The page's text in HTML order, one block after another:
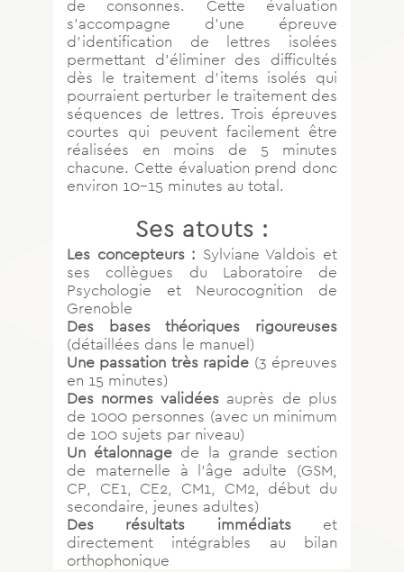
de consonnes. Cette évaluation
s’accompagne d’une épreuve
d’identification de lettres isolées
permettant d’éliminer des difficultés
dès le traitement d’items isolés qui
pourraient perturber le traitement des
séquences de lettres. Trois épreuves
courtes qui peuvent facilement être
réalisées en moins de 5 minutes
chacune. Cette évaluation prend donc
environ 10-15 minutes au total.
Ses atouts :
Les concepteurs : Sylviane Valdois et
ses collègues du Laboratoire de
Psychologie et Neurocognition de
Grenoble
Des bases théoriques rigoureuses
(détaillées dans le manuel)
Une passation très rapide (3 épreuves
en 15 minutes)
Des normes validées auprès de plus
de 1000 personnes (avec un minimum
de 100 sujets par niveau)
Un étalonnage de la grande section
de maternelle à l’âge adulte (GSM,
CP, CE1, CE2, CM1, CM2, début du
secondaire, jeunes adultes)
Des résultats immédiatset
directement intégrables au bilan
orthophonique